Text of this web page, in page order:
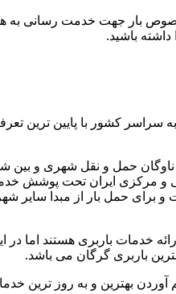
بار جهت خدمت رسانی به
باشید.
سراسر کشور با پایین ترین
حمل و نقل شهری و بین
مرکزی ایران تحت پوشش
و برای حمل بار از مبدا سایر
باربری هستند اما در
باربری گرگان می باشد.
بهترین و به روز ترین